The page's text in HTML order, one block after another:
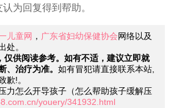
认为回复得到帮助。
儿童网 ， 广东省妇幼保健协会网络以及
处。
仅供阅读参考。如有不适，建议立即就
、治疗为准。 如有冒犯请直接联系本站,
歉!。
力怎么开导孩子（怎么帮助孩子缓解压
youery/341932.html